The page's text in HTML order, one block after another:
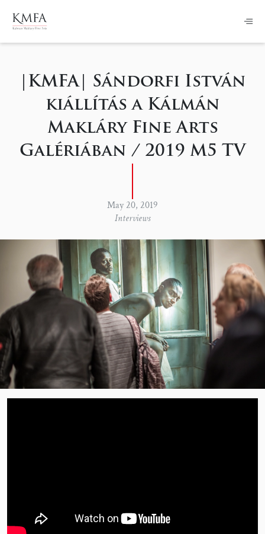
|KMFA| Sándorfi István
kiállítás a Kálmán
Makláry Fine Arts
Galériában / 2019 M5 TV
May 20, 2019
Interviews